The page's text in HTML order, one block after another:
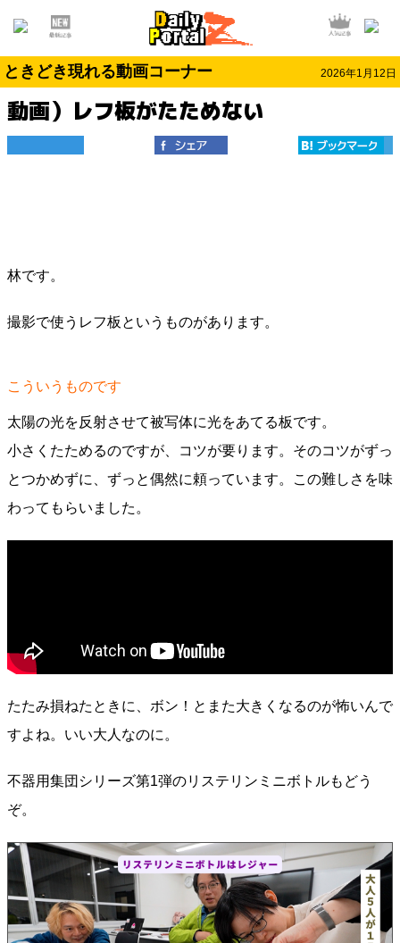
ときどき現れる動画コーナー 2026年1月12日
動画）レフ板がたためない
林です。
撮影で使うレフ板というものがあります。
こういうものです
太陽の光を反射させて被写体に光をあてる板です。
小さくたためるのですが、コツが要ります。そのコツがずっ
とつかめずに、ずっと偶然に頼っています。この難しさを味
わってもらいました。
たたみ損ねたときに、ボン！とまた大きくなるのが怖いんで
すよね。いい大人なのに。
不器用集団シリーズ第1弾のリステリンミニボトルもどう
ぞ。